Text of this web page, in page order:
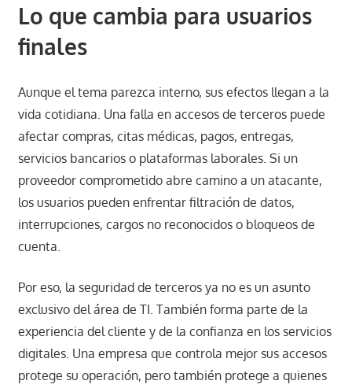
Lo que cambia para usuarios
finales
Aunque el tema parezca interno, sus efectos llegan a la
vida cotidiana. Una falla en accesos de terceros puede
afectar compras, citas médicas, pagos, entregas,
servicios bancarios o plataformas laborales. Si un
proveedor comprometido abre camino a un atacante,
los usuarios pueden enfrentar filtración de datos,
interrupciones, cargos no reconocidos o bloqueos de
cuenta.
Por eso, la seguridad de terceros ya no es un asunto
exclusivo del área de TI. También forma parte de la
experiencia del cliente y de la confianza en los servicios
digitales. Una empresa que controla mejor sus accesos
protege su operación, pero también protege a quienes